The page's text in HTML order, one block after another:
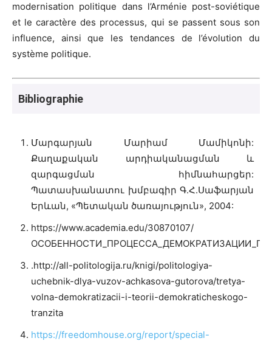
modernisation politique dans l’Arménie post-soviétique
et le caractère des processus, qui se passent sous son
influence, ainsi que les tendances de l’évolution du
système politique.
Bibliographie
Մարգարյան Մարիամ Մամիկոնի:
Քաղաքական արդիականացման և
զարգացման հիմնահարցեր:
Պատասխանատու խմբագիր Գ.Հ.Սաֆարյան
Երևան, «Պետական ծառայություն», 2004:
https://www.academia.edu/30870107/
.http://all-politologija.ru/knigi/politologiya-
uchebnik-dlya-vuzov-achkasova-gutorova/tretya-
volna-demokratizacii-i-teorii-demokraticheskogo-
tranzita
https://freedomhouse.org/report/special-